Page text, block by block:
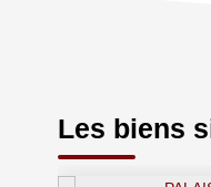
Les biens